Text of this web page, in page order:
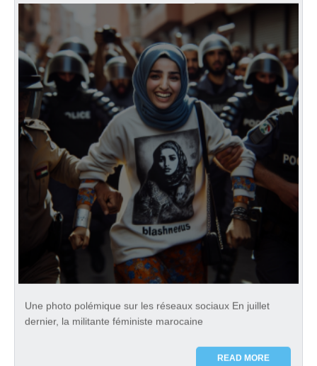
Une photo polémique sur les réseaux sociaux En juillet
dernier, la militante féministe marocaine
READ MORE